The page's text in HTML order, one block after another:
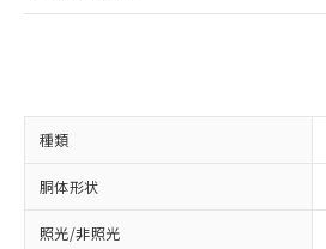
種類
胴体形状
照光/非照光